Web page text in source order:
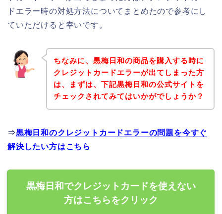
ドエラー時の対処方法についてまとめたので参考にし
ていただけると幸いです。
ちなみに、黒梅日和の商品を購入する時に
クレジットカードエラーが出てしまった方
は、まずは、下記黒梅日和の公式サイトを
チェックされてみてはいかがでしょうか？
⇒黒梅日和のクレジットカードエラーの問題を今すぐ
解決したい方はこちら
黒梅日和でクレジットカードを使えない
方はこちらをクリック